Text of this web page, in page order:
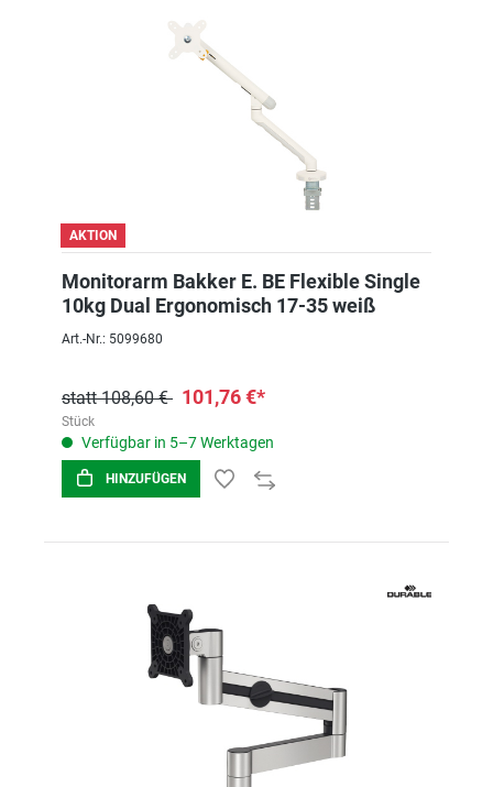
AKTION
Monitorarm Bakker E. BE Flexible Single
10kg Dual Ergonomisch 17-35 weiß
Art.-Nr.: 5099680
statt 108,60 € 101,76 €*
Stück
Verfügbar in 5–7 Werktagen
HINZUFÜGEN